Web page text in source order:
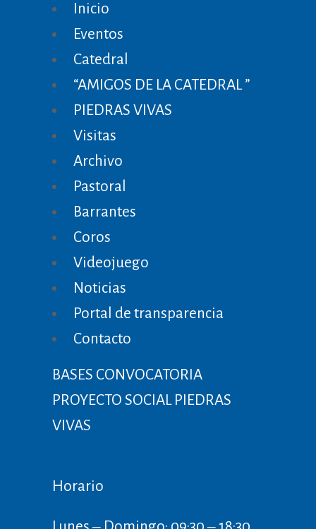
Inicio
Eventos
Catedral
“AMIGOS DE LA CATEDRAL ”
PIEDRAS VIVAS
Visitas
Archivo
Pastoral
Barrantes
Coros
Videojuego
Noticias
Portal de transparencia
Contacto
BASES CONVOCATORIA
PROYECTO SOCIAL PIEDRAS
VIVAS
Horario